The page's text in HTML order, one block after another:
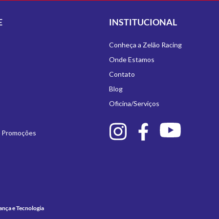
Promoções
INSTITUCIONAL
Conheça a Zelão Racing
Onde Estamos
Contato
Blog
Oficina/Serviços
e Tecnologia